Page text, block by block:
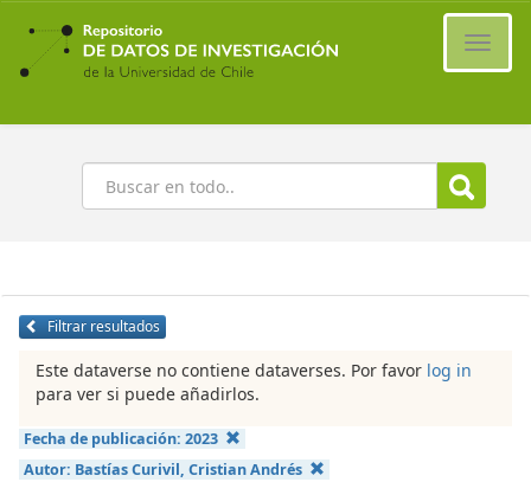
Ir
contenido
principal
Buscar
Filtrar resultados
Este dataverse no contiene dataverses. Por favor log in
para ver si puede añadirlos.
Fecha de publicación: 2023
Autor: Bastías Curivil, Cristian Andrés